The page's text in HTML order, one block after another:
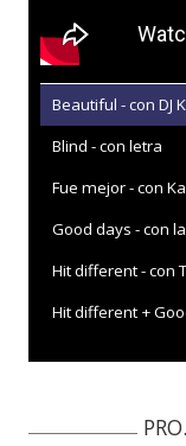
Beautiful - con DJ
Blind - con letra
Fue mejor - con
Good days - con
Hit different - con
Hit different +
Kiss me more -